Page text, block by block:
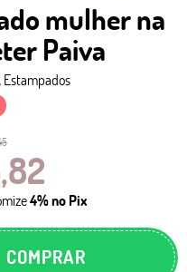
mulher na
Paiva
Estampados
4%no Pix
COMPRAR